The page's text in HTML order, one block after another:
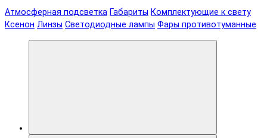
Атмосферная подсветка Габариты Комплектующие к свету
Ксенон Линзы Светодиодные лампы Фары противотуманные